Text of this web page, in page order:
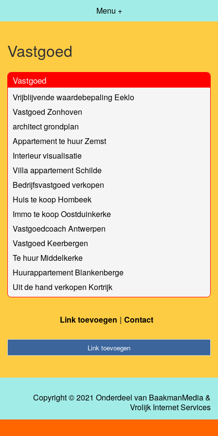
Menu +
Vastgoed
Vastgoed
Vrijblijvende waardebepaling Eeklo
Vastgoed Zonhoven
architect grondplan
Appartement te huur Zemst
Interieur visualisatie
Villa appartement Schilde
Bedrijfsvastgoed verkopen
Huis te koop Hombeek
Immo te koop Oostduinkerke
Vastgoedcoach Antwerpen
Vastgoed Keerbergen
Te huur Middelkerke
Huurappartement Blankenberge
Uit de hand verkopen Kortrijk
Link toevoegen Contact
Link toevoegen
Copyright © 2021 Onderdeel van BaakmanMedia&
Vrolijk Internet Services